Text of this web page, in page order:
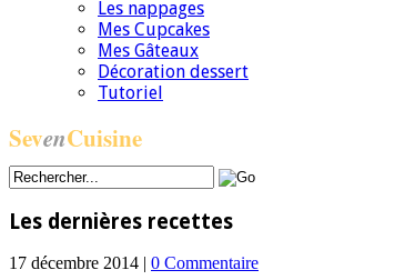
Les nappages
Mes Cupcakes
Mes Gâteaux
Décoration dessert
Tutoriel
SevenCuisine
Les dernières recettes
17 décembre 2014 | 0 Commentaire